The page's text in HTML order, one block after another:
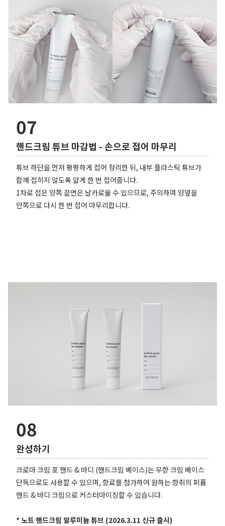
07
핸드크림 튜브 마감법 - 손으로 접어 마무리
튜브 하단을 먼저 평평하게 접어 정리한 뒤, 내부 플라스틱 튜브가
함께 접히지 않도록 얇게 한 번 접어줍니다.
1차로 접은 양쪽 끝면은 날카로울 수 있으므로, 주의하며 양옆을
안쪽으로 다시 한 번 접어 마무리합니다.
08
완성하기
크로마 크림 포 핸드 & 바디 (핸드크림 베이스)는 무향 크림 베이스
단독으로도 사용할 수 있으며, 향료를 첨가하여 원하는 향취의 퍼퓸
핸드 & 바디 크림으로 커스터마이징할 수 있습니다.
* 노트 핸드크림 알루미늄 튜브 (2026.3.11 신규 출시)